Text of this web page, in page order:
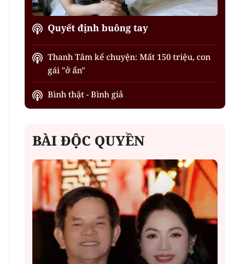
Quyết định buông tay
Thanh Tâm kể chuyện: Mất 150 triệu, con
gái "ở ẩn"
Bình thật - Bình giả
BÀI ĐỘC QUYỀN